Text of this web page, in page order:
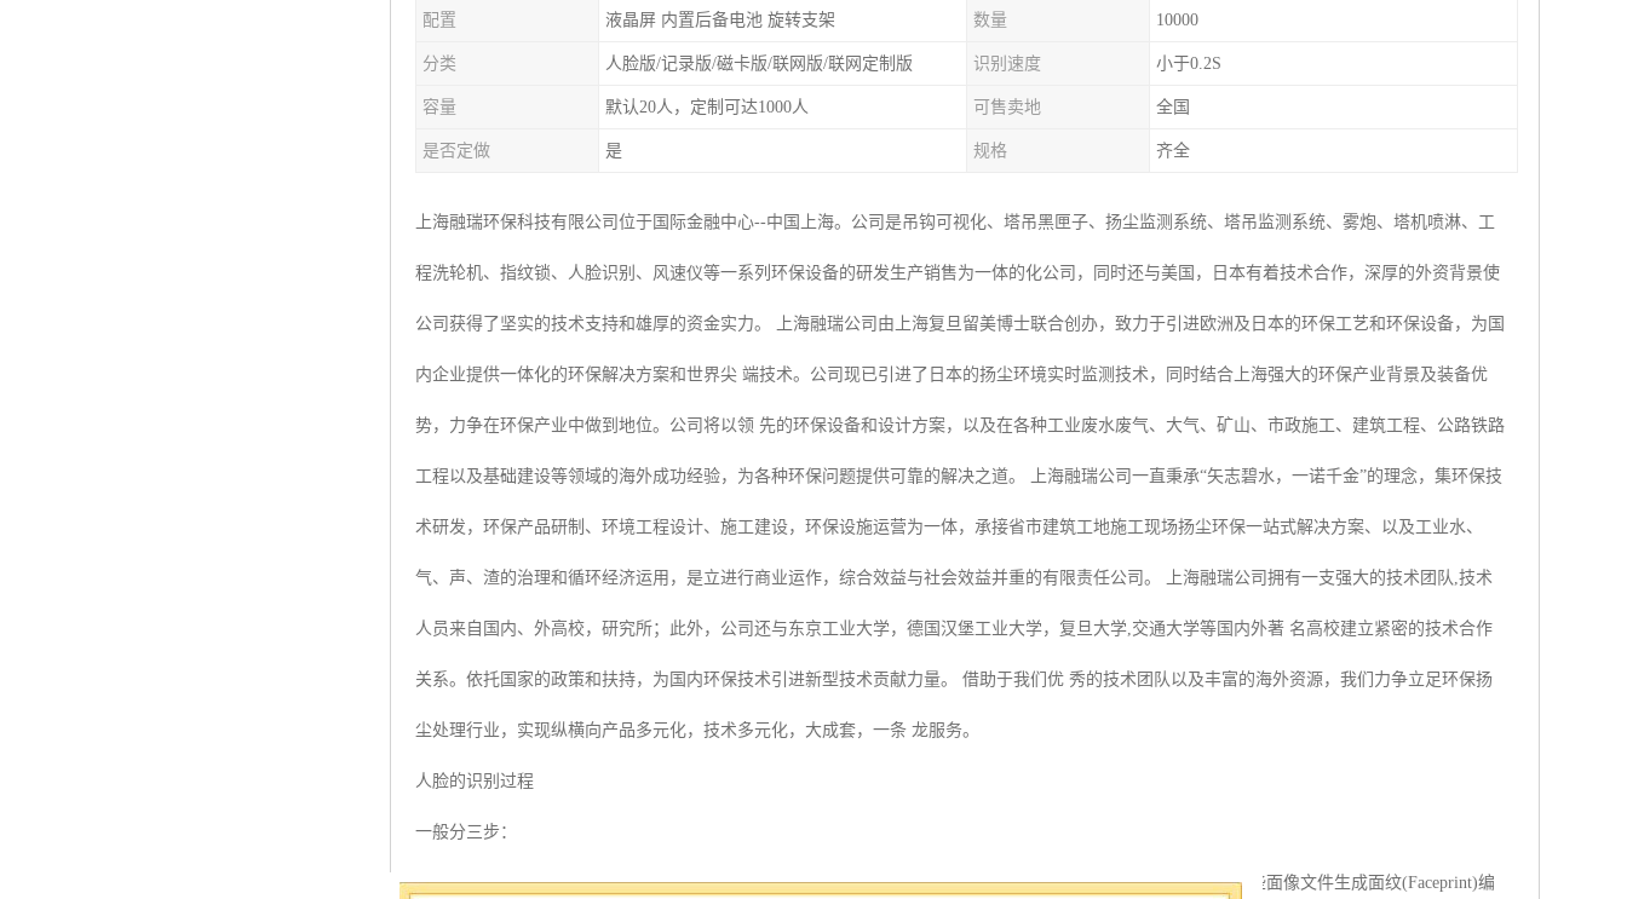
配置 液晶屏 内置后备电池 旋转支架 数量 10000
分类 人脸版/记录版/磁卡版/联网版/联网定制版 识别速度 小于0.2S
容量 默认20人，定制可达1000人 可售卖地 全国
是否定做 是 规格 齐全
上海融瑞环保科技有限公司位于国际金融中心--中国上海。公司是吊钩可视化、塔吊黑匣子、扬尘监测系统、塔吊监测系统、雾炮、塔机喷淋、工
程洗轮机、指纹锁、人脸识别、风速仪等一系列环保设备的研发生产销售为一体的化公司，同时还与美国，日本有着技术合作，深厚的外资背景使
公司获得了坚实的技术支持和雄厚的资金实力。 上海融瑞公司由上海复旦留美博士联合创办，致力于引进欧洲及日本的环保工艺和环保设备，为国
内企业提供一体化的环保解决方案和世界尖 端技术。公司现已引进了日本的扬尘环境实时监测技术，同时结合上海强大的环保产业背景及装备优
势，力争在环保产业中做到地位。公司将以领 先的环保设备和设计方案，以及在各种工业废水废气、大气、矿山、市政施工、建筑工程、公路铁路
工程以及基础建设等领域的海外成功经验，为各种环保问题提供可靠的解决之道。 上海融瑞公司一直秉承“矢志碧水，一诺千金”的理念，集环保技
术研发，环保产品研制、环境工程设计、施工建设，环保设施运营为一体，承接省市建筑工地施工现场扬尘环保一站式解决方案、以及工业水、
气、声、渣的治理和循环经济运用，是立进行商业运作，综合效益与社会效益并重的有限责任公司。 上海融瑞公司拥有一支强大的技术团队,技术
人员来自国内、外高校，研究所；此外，公司还与东京工业大学，德国汉堡工业大学，复旦大学,交通大学等国内外著 名高校建立紧密的技术合作
关系。依托国家的政策和扶持，为国内环保技术引进新型技术贡献力量。 借助于我们优 秀的技术团队以及丰富的海外资源，我们力争立足环保扬
尘处理行业，实现纵横向产品多元化，技术多元化，大成套，一条 龙服务。
人脸的识别过程
一般分三步：
(1)首先建立人脸的面像档案。即用摄像机采集单位人员的人脸的面像文件或取他们的照片形成面像文件，并将这些面像文件生成面纹(Faceprint)编